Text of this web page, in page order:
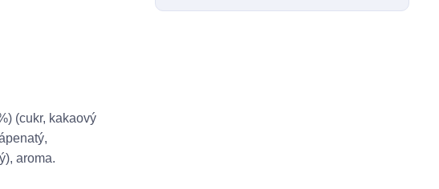
(cukr, kakaový
aroma.